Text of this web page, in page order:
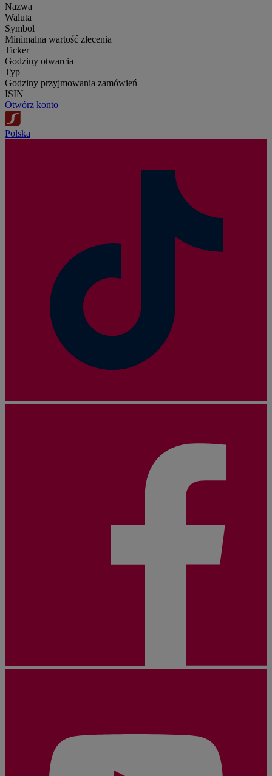
Nazwa
Waluta
Symbol
Minimalna wartość zlecenia
Ticker
Godziny otwarcia
Typ
Godziny przyjmowania zamówień
ISIN
Otwórz konto
Polska